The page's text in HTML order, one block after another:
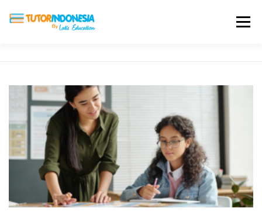
Menu
BIAYA LES TESTIMONI
BLOG DAFTAR SEKOLAH